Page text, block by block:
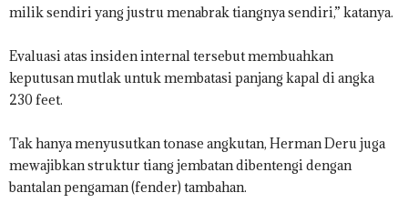
milik sendiri yang justru menabrak tiangnya sendiri,” katanya.
Evaluasi atas insiden internal tersebut membuahkan
keputusan mutlak untuk membatasi panjang kapal di angka
230 feet.
Tak hanya menyusutkan tonase angkutan, Herman Deru juga
mewajibkan struktur tiang jembatan dibentengi dengan
bantalan pengaman (fender) tambahan.